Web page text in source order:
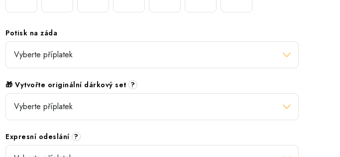
Potisk na záda
🎁 Vytvořte originální dárkový set ?
Expresní odeslání ?